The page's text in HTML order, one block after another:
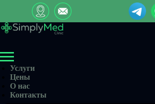
Услуги
Цены
О нас
Контакты